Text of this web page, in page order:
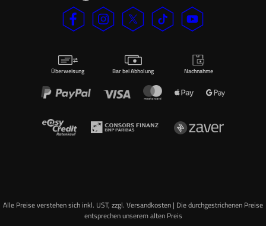
Überweisung Bar bei Abholung Nachnahme
Alle Preise verstehen sich inkl. UST, zzgl. Versandkosten | Die durchgestrichenen Preise
entsprechen unserem alten Preis